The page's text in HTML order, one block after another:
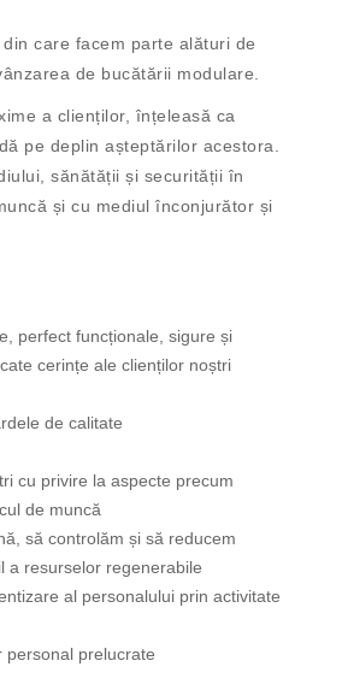
care facem parte alături de
de bucătării modulare.
a clienților, înțeleasă ca
pe deplin așteptărilor acestora.
sănătății și securității în
și cu mediul înconjurător și
perfect funcționale, sigure și
cerințe ale clienților noștri
de calitate
cu privire la aspecte precum
de muncă
să controlăm și să reducem
a resurselor regenerabile
al personalului prin activitate
personal prelucrate